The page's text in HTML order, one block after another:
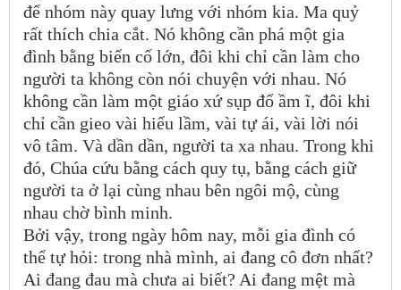
để nhóm này quay lưng với nhóm kia. Ma quỷ
rất thích chia cắt. Nó không cần phá một gia
đình bằng biến cố lớn, đôi khi chỉ cần làm cho
người ta không còn nói chuyện với nhau. Nó
không cần làm một giáo xứ sụp đổ ầm ĩ, đôi khi
chỉ cần gieo vài hiểu lầm, vài tự ái, vài lời nói
vô tâm. Và dần dần, người ta xa nhau. Trong khi
đó, Chúa cứu bằng cách quy tụ, bằng cách giữ
người ta ở lại cùng nhau bên ngôi mộ, cùng
nhau chờ bình minh.
Bởi vậy, trong ngày hôm nay, mỗi gia đình có
thể tự hỏi: trong nhà mình, ai đang cô đơn nhất?
Ai đang đau mà chưa ai biết? Ai đang mệt mà